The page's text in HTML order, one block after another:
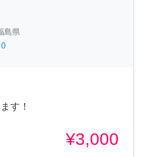
島県
0
す！
¥3,000